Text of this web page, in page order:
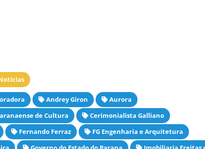
Andrey Giron
Aurora
de Cultura
Cerimonialista Galliano
Fernando Ferraz
FG Engenharia e Arquitetura